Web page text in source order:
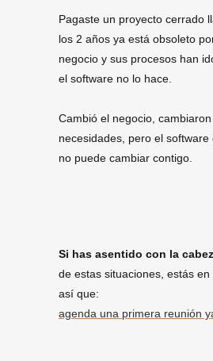
Pagaste un proyecto cerrado
los 2 años ya está obsoleto
negocio y sus procesos han
el software no lo hace.
Cambió el negocio,
necesidades, pero el
no puede cambiar contigo.
Si has asentido con la
de estas situaciones, estás
así que:
agenda una primera reunión